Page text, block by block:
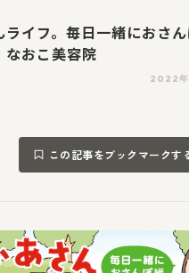
ライフ。毎日一緒に
おこ美容院
2022
この記事をブックマークす